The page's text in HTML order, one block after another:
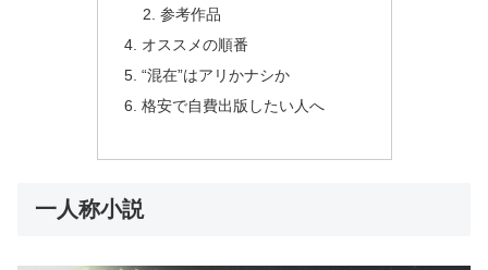
参考作品
オススメの順番
“混在”はアリかナシか
格安で自費出版したい人へ
一人称小説